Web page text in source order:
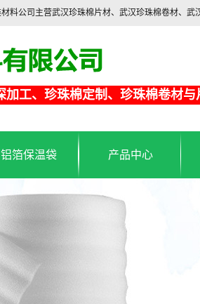
料公司主营武汉珍珠棉片材、武汉珍珠棉卷材、武
工、珍珠棉定制、珍珠棉卷材
铝箔保温袋 产品中心
珍珠棉包装材料
珍珠棉片材
珍珠棉卷材
铝箔保温袋